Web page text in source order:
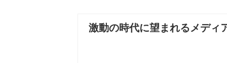
激動の時代に望まれるメディ